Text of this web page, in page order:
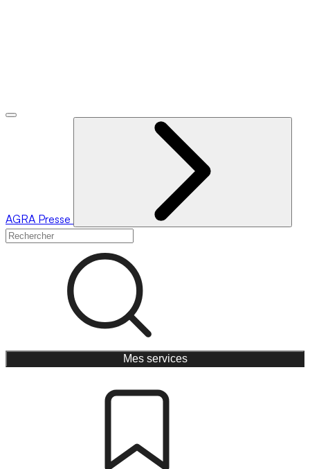
AGRA Presse
Mes services